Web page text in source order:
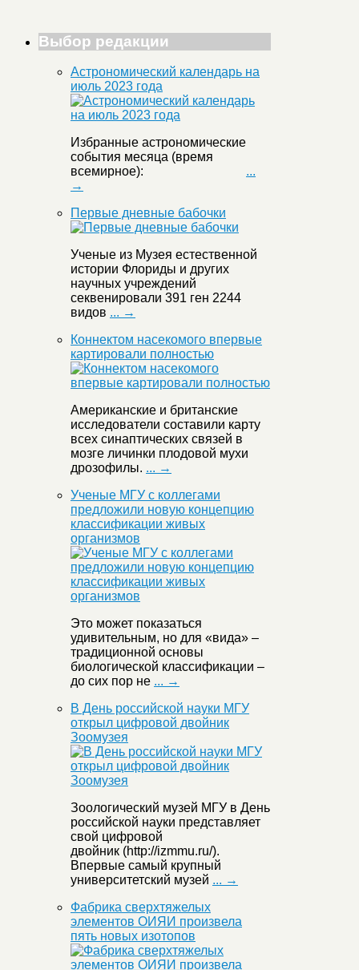
Выбор редакции
Астрономический календарь на
июль 2023 года
Избранные астрономические
события месяца (время
всемирное): ...
→
Первые дневные бабочки
Ученые из Музея естественной
истории Флориды и других
научных учреждений
секвенировали 391 ген 2244
видов ... →
Коннектом насекомого впервые
картировали полностью
Американские и британские
исследователи составили карту
всех синаптических связей в
мозге личинки плодовой мухи
дрозофилы. ... →
Ученые МГУ с коллегами
предложили новую концепцию
классификации живых
организмов
Это может показаться
удивительным, но для «вида» –
традиционной основы
биологической классификации –
до сих пор не ... →
В День российской науки МГУ
открыл цифровой двойник
Зоомузея
Зоологический музей МГУ в День
российской науки представляет
свой цифровой
двойник (http://izmmu.ru/).
Впервые самый крупный
университетский музей ... →
Фабрика сверхтяжелых
элементов ОИЯИ произвела
пять новых изотопов